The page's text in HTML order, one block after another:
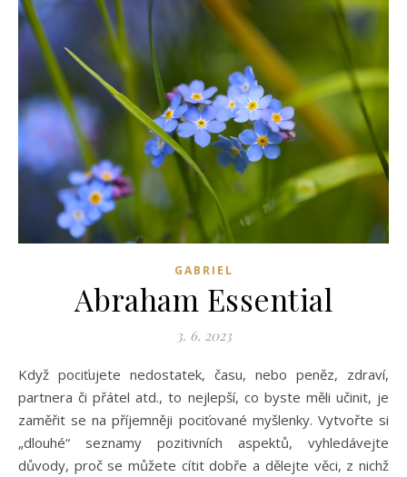
GABRIEL
Abraham Essential
3. 6. 2023
Když pociťujete nedostatek, času, nebo peněz, zdraví,
partnera či přátel atd., to nejlepší, co byste měli učinit, je
zaměřit se na příjemněji pociťované myšlenky. Vytvořte si
„dlouhé“ seznamy pozitivních aspektů, vyhledávejte
důvody, proč se můžete cítit dobře a dělejte věci, z nichž